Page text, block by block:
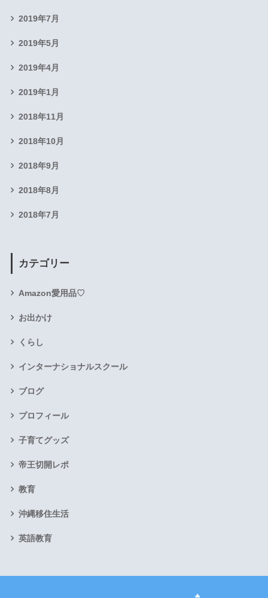
2019年7月
2019年5月
2019年4月
2019年1月
2018年11月
2018年10月
2018年9月
2018年8月
2018年7月
カテゴリー
Amazon愛用品♡
お出かけ
くらし
インターナショナルスクール
ブログ
プロフィール
子育てグッズ
帝王切開レポ
教育
沖縄移住生活
英語教育